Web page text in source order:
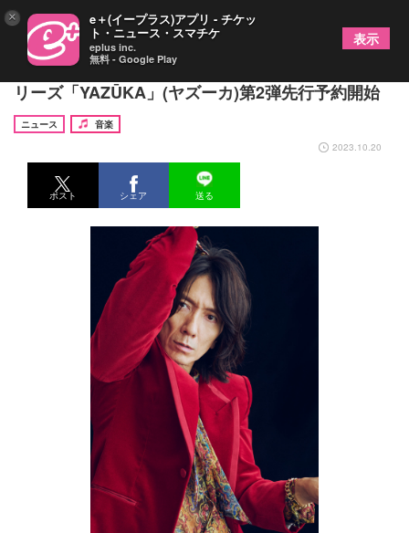
吉井和哉、音楽人生の軌跡を投影したウイスキーシ
リーズ「YAZŪKA」(ヤズーカ)第2弾先行予約開始
ニュース
音楽
2023.10.20
ポスト シェア 送る
× e＋(イープラス)アプリ - チケッ
ト・ニュース・スマチケ
eplus inc.
無料 - Google Play
表示